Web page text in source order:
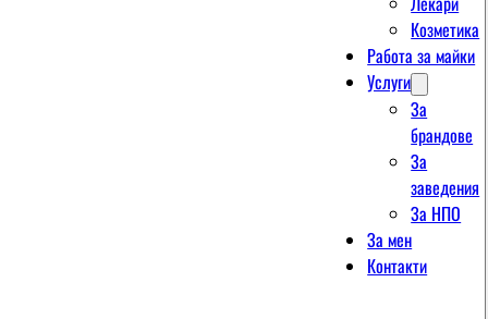
Козметика
Работа за майки
Услуги
За
брандове
За
заведения
За НПО
За мен
Контакти